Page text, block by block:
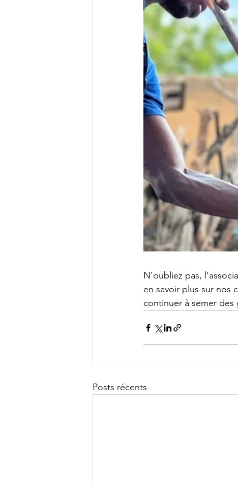
N'oubliez pas,
en savoir plus sur nos
continuer à semer
Posts récents